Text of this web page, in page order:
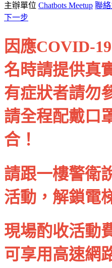
主辦單位 Chatbots Meetup 聯
下一步
因應COVID-
名時請提供真
有症狀者請勿
請全程配戴口
合！
請跟一樓警衛
活動，解鎖電
現場酌收活動
可享用高速網